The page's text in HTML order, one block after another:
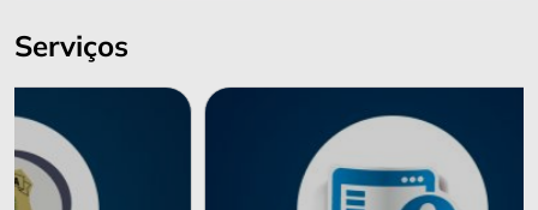
Serviços